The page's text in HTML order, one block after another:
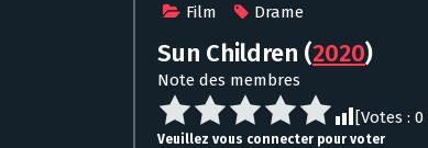
Film Drame
Sun Children (2020)
Note des membres
[Votes : 0
Veuillez vous connecter pour voter